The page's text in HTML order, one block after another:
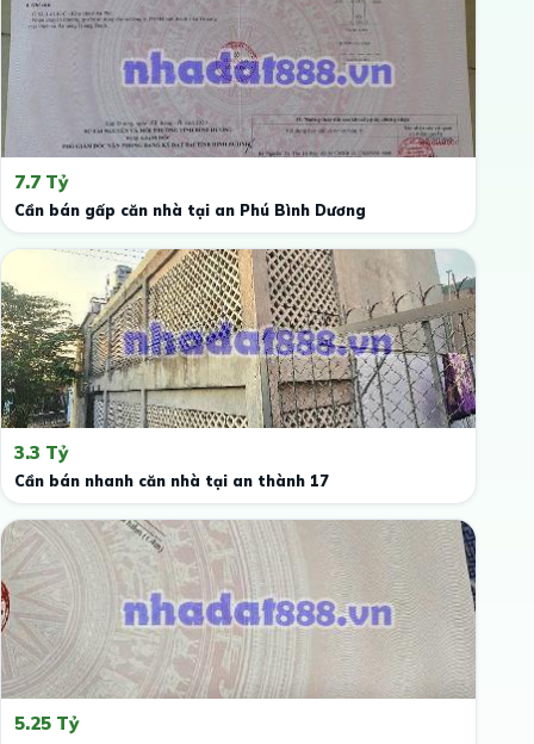
7.7 Tỷ
Cần bán gấp căn nhà tại an Phú Bình Dương
3.3 Tỷ
Cần bán nhanh căn nhà tại an thành 17
5.25 Tỷ